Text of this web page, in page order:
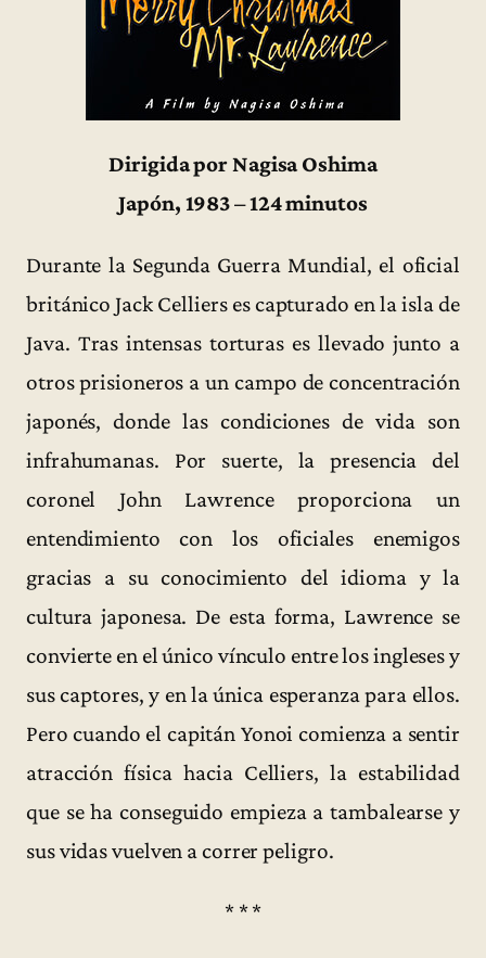
Dirigida por Nagisa Oshima
Japón, 1983 – 124 minutos
Durante la Segunda Guerra Mundial, el oficial
británico Jack Celliers es capturado en la isla de
Java. Tras intensas torturas es llevado junto a
otros prisioneros a un campo de concentración
japonés, donde las condiciones de vida son
infrahumanas. Por suerte, la presencia del
coronel John Lawrence proporciona un
entendimiento con los oficiales enemigos
gracias a su conocimiento del idioma y la
cultura japonesa. De esta forma, Lawrence se
convierte en el único vínculo entre los ingleses y
sus captores, y en la única esperanza para ellos.
Pero cuando el capitán Yonoi comienza a sentir
atracción física hacia Celliers, la estabilidad
que se ha conseguido empieza a tambalearse y
sus vidas vuelven a correr peligro.
* * *